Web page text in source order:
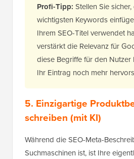
Profi-Tipp: Stellen Sie
wichtigsten Keywords
Ihrem SEO-Titel verwendet
verstärkt die Relevanz für
diese Begriffe für den
Ihr Eintrag noch mehr
5. Einzigartige
schreiben (mit KI)
Während die SEO-Meta-
Suchmaschinen ist, ist Ihre